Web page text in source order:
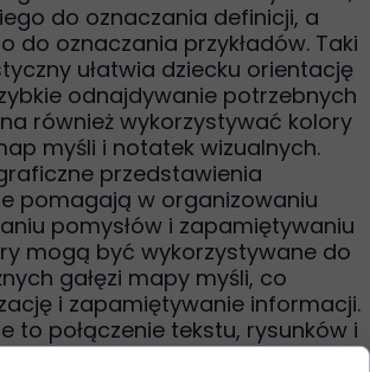
do oznaczania definicji, a
do oznaczania przykładów. Taki
ułatwia dziecku orientację
odnajdywanie potrzebnych
również wykorzystywać kolory
myśli i notatek wizualnych.
przedstawienia
pomagają w organizowaniu
pomysłów i zapamiętywaniu
mogą być wykorzystywane do
gałęzi mapy myśli, co
i zapamiętywanie informacji.
to połączenie tekstu, rysunków i
w aktywizacji różnych